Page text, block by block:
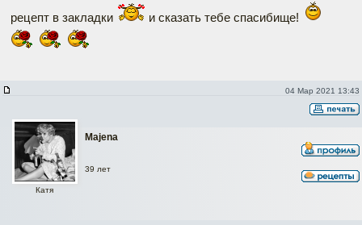
рецепт в закладки
и сказать тебе спасибище!
04 Мар 2021 13:43
Majena
Катя
39 лет